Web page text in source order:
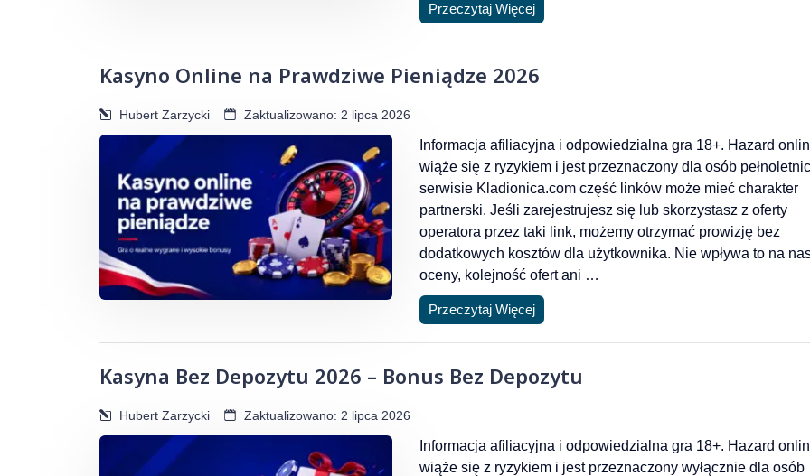
Przeczytaj Więcej
Kasyno Online na Prawdziwe Pieniądze 2026
Hubert Zarzycki Zaktualizowano: 2 lipca 2026
Informacja afiliacyjna i odpowiedzialna gra 18+. Hazard
wiąże się z ryzykiem i jest przeznaczony dla osób
serwisie Kladionica.com część linków może mieć charakter
partnerski. Jeśli zarejestrujesz się lub skorzystasz z oferty
operatora przez taki link, możemy otrzymać prowizję bez
dodatkowych kosztów dla użytkownika. Nie wpływa to na
oceny, kolejność ofert ani …
Przeczytaj Więcej
Kasyna Bez Depozytu 2026 – Bonus Bez Depozytu
Hubert Zarzycki Zaktualizowano: 2 lipca 2026
Informacja afiliacyjna i odpowiedzialna gra 18+. Hazard
wiąże się z ryzykiem i jest przeznaczony wyłącznie dla osób